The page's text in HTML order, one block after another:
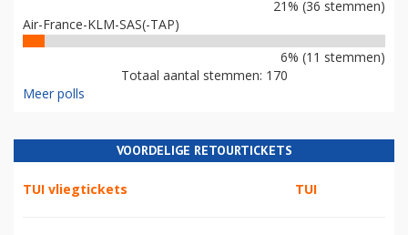
21% (36 stemmen)
Air-France-KLM-SAS(-TAP)
6% (11 stemmen)
Totaal aantal stemmen: 170
Meer polls
VOORDELIGE RETOURTICKETS
TUI vliegtickets TUI